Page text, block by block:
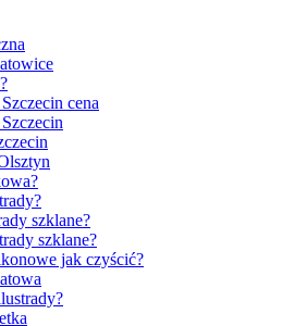
cena
szklane?
szklane?
jak czyścić?